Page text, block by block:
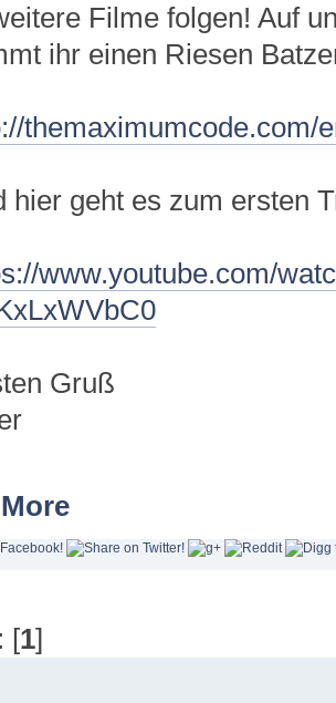
Filme folgen! Auf
ihr einen Riesen
themaximumcode.com/
geht es zum ersten
www.youtube.com/
Gruß
[1]